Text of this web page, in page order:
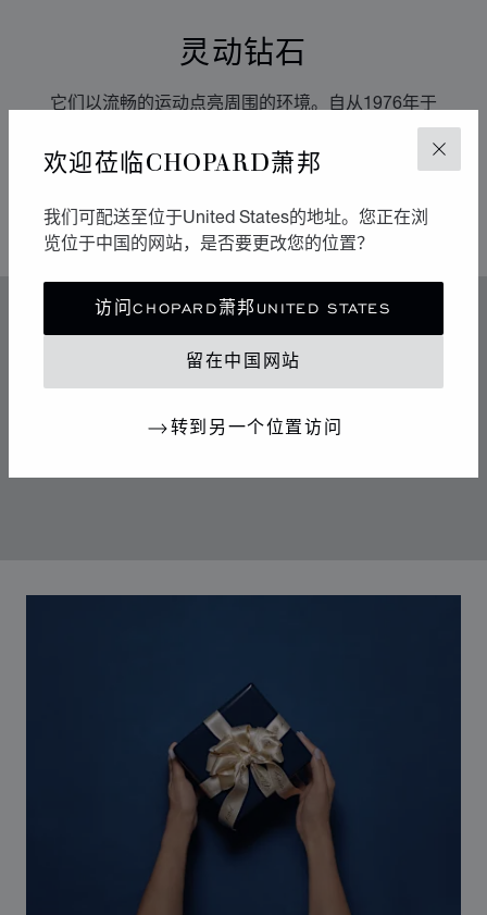
关闭
欢迎莅临CHOPARD萧邦
我们可配送至位于United States的地址。您正在浏
览位于中国的网站，是否要更改您的位置？
访问CHOPARD萧邦UNITED STATES
留在中国网站
转到另一个位置访问
灵动钻石
它们以流畅的运动点亮周围的环境。自从1976年于
Chopard萧邦工坊诞生以来，Happy Diamonds一直在传
播极具感染力的乐享生活精神。它们的舞蹈构成一场生动
有趣的表演，其中传达出的自由与光明令人不禁扬起迷人
的微笑。
传奇的灵动钻石
则，随着社会自由化为标志的时代变革而不断发展。